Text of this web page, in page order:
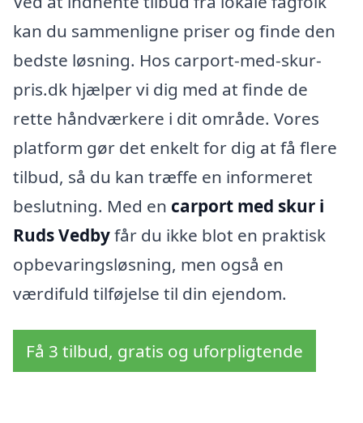
kan du sammenligne priser og finde den
bedste løsning. Hos carport-med-skur-
pris.dk hjælper vi dig med at finde de
rette håndværkere i dit område. Vores
platform gør det enkelt for dig at få flere
tilbud, så du kan træffe en informeret
beslutning. Med en carport med skur i
Ruds Vedbyfår du ikke blot en praktisk
opbevaringsløsning, men også en
værdifuld tilføjelse til din ejendom.
Få 3 tilbud, gratis og uforpligtende